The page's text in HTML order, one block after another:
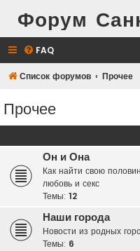
Форум
FAQ
Список форумов Прочее
Прочее
Он и Она
Как найти свою
любовь и секс
Темы: 12
Наши города
Новости из родных
Темы: 6